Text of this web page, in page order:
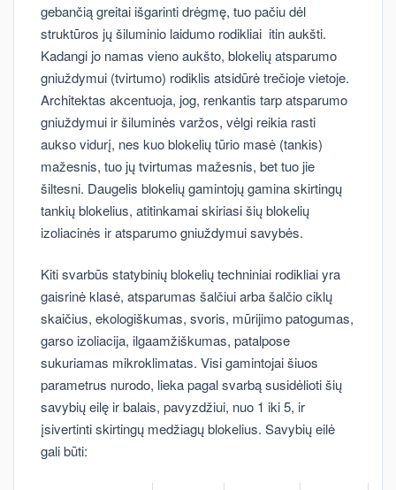
gebančią greitai išgarinti drėgmę, tuo pačiu dėl
struktūros jų šiluminio laidumo rodikliai itin aukšti.
Kadangi jo namas vieno aukšto, blokelių atsparumo
gniuždymui (tvirtumo) rodiklis atsidūrė trečioje vietoje.
Architektas akcentuoja, jog, renkantis tarp atsparumo
gniuždymui ir šiluminės varžos, vėlgi reikia rasti
aukso vidurį, nes kuo blokelių tūrio masė (tankis)
mažesnis, tuo jų tvirtumas mažesnis, bet tuo jie
šiltesni. Daugelis blokelių gamintojų gamina skirtingų
tankių blokelius, atitinkamai skiriasi šių blokelių
izoliacinės ir atsparumo gniuždymui savybės.
Kiti svarbūs statybinių blokelių techniniai rodikliai yra
gaisrinė klasė, atsparumas šalčiui arba šalčio ciklų
skaičius, ekologiškumas, svoris, mūrijimo patogumas,
garso izoliacija, ilgaamžiškumas, patalpose
sukuriamas mikroklimatas. Visi gamintojai šiuos
parametrus nurodo, lieka pagal svarbą susidėlioti šių
savybių eilę ir balais, pavyzdžiui, nuo 1 iki 5, ir
įsivertinti skirtingų medžiagų blokelius. Savybių eilė
gali būti: